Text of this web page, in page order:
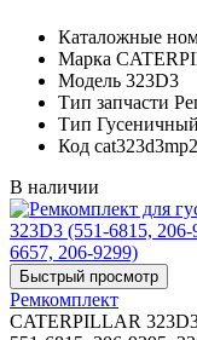
Каталожные
Марка
Модель 323D3
Тип запчасти
Тип
Код
В наличии
Ремкомплект
CATERPILLAR